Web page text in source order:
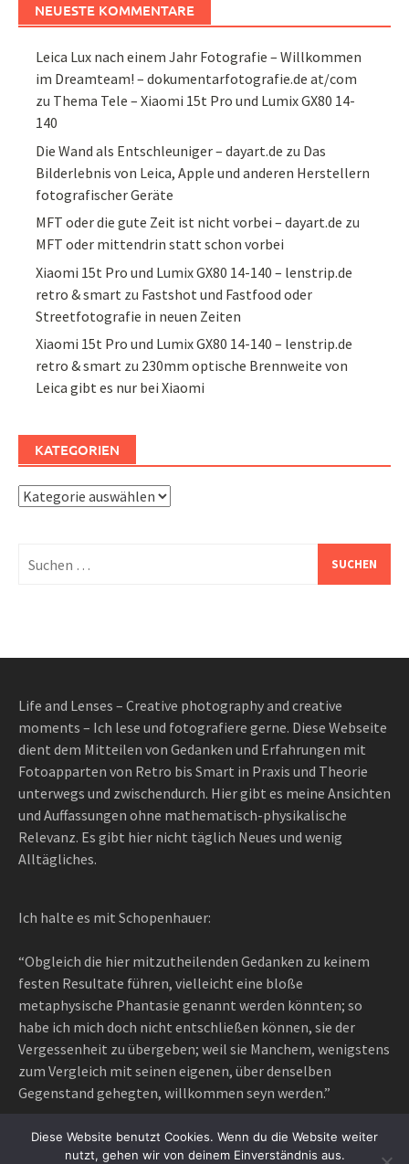
NEUESTE KOMMENTARE
Leica Lux nach einem Jahr Fotografie – Willkommen
im Dreamteam! – dokumentarfotografie.de at/com
zu Thema Tele – Xiaomi 15t Pro und Lumix GX80 14-
140
Die Wand als Entschleuniger – dayart.de zu Das
Bilderlebnis von Leica, Apple und anderen Herstellern
fotografischer Geräte
MFT oder die gute Zeit ist nicht vorbei – dayart.de zu
MFT oder mittendrin statt schon vorbei
Xiaomi 15t Pro und Lumix GX80 14-140 – lenstrip.de
retro & smart zu Fastshot und Fastfood oder
Streetfotografie in neuen Zeiten
Xiaomi 15t Pro und Lumix GX80 14-140 – lenstrip.de
retro & smart zu 230mm optische Brennweite von
Leica gibt es nur bei Xiaomi
KATEGORIEN
Kategorien
nach:
Life and Lenses – Creative photography and creative
moments – Ich lese und fotografiere gerne. Diese Webseite
dient dem Mitteilen von Gedanken und Erfahrungen mit
Fotoapparten von Retro bis Smart in Praxis und Theorie
unterwegs und zwischendurch. Hier gibt es meine Ansichten
und Auffassungen ohne mathematisch-physikalische
Relevanz. Es gibt hier nicht täglich Neues und wenig
Alltägliches.
Ich halte es mit Schopenhauer:
“Obgleich die hier mitzutheilenden Gedanken zu keinem
festen Resultate führen, vielleicht eine bloße
metaphysische Phantasie genannt werden könnten; so
habe ich mich doch nicht entschließen können, sie der
Vergessenheit zu übergeben; weil sie Manchem, wenigstens
zum Vergleich mit seinen eigenen, über denselben
Gegenstand gehegten, willkommen seyn werden.”
Diese Website benutzt Cookies. Wenn du die Website weiter
nutzt, gehen wir von deinem Einverständnis aus.